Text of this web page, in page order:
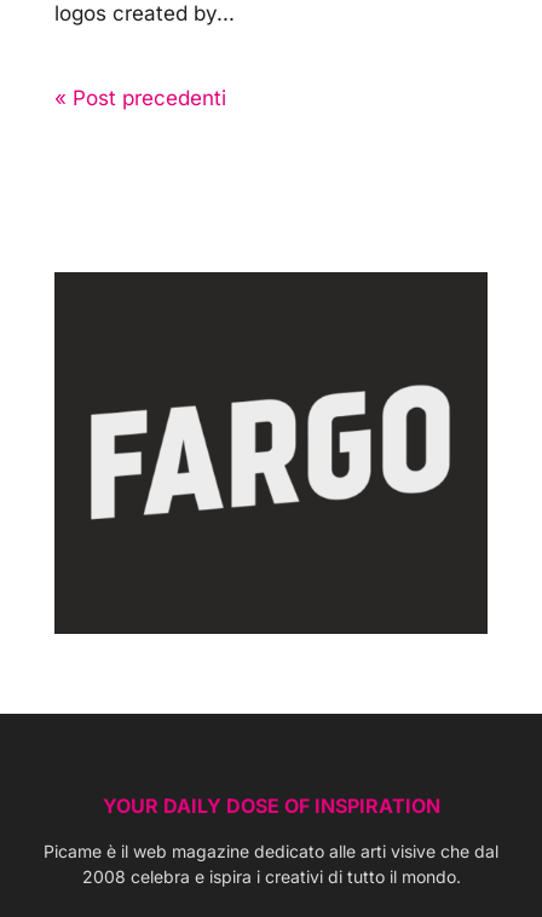
logos created by...
« Post precedenti
YOUR DAILY DOSE OF INSPIRATION
Picame è il web magazine dedicato alle arti visive che dal
2008 celebra e ispira i creativi di tutto il mondo.